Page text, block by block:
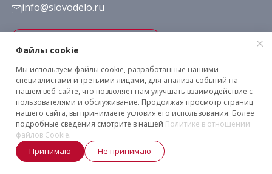
info@slovodelo.ru
Заказать звонок
Подписаться на рассылку
Клиентское соглашение
Политика конфиденциальности
2026 © «Словодело». Все права защищены
Файлы cookie
Мы используем файлы cookie, разработанные нашими
специалистами и третьими лицами, для анализа событий на
нашем веб-сайте, что позволяет нам улучшать взаимодействие с
пользователями и обслуживание. Продолжая просмотр страниц
нашего сайта, вы принимаете условия его использования. Более
подробные сведения смотрите в нашей Политике в отношении
файлов Cookie.
Принимаю Не принимаю